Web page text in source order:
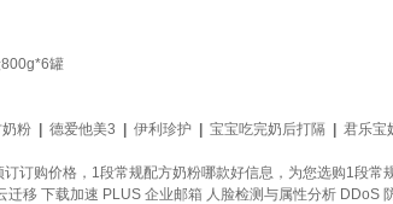
罐
粉 德爱他美3 伊利珍护 宝宝吃完奶后打隔 君乐宝
订购价格，1段常规配方奶粉哪款好信息，为您选购1段常
迁移 下载加速 PLUS 企业邮箱 人脸检测与属性分析 DDoS